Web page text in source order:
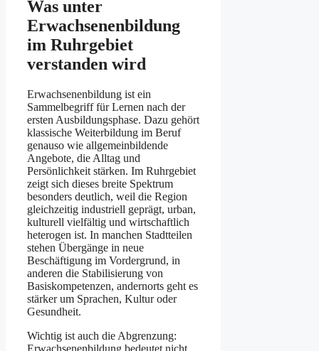
Was unter
Erwachsenenbildung
im Ruhrgebiet
verstanden wird
Erwachsenenbildung ist ein
Sammelbegriff für Lernen nach der
ersten Ausbildungsphase. Dazu gehört
klassische Weiterbildung im Beruf
genauso wie allgemeinbildende
Angebote, die Alltag und
Persönlichkeit stärken. Im Ruhrgebiet
zeigt sich dieses breite Spektrum
besonders deutlich, weil die Region
gleichzeitig industriell geprägt, urban,
kulturell vielfältig und wirtschaftlich
heterogen ist. In manchen Stadtteilen
stehen Übergänge in neue
Beschäftigung im Vordergrund, in
anderen die Stabilisierung von
Basiskompetenzen, andernorts geht es
stärker um Sprachen, Kultur oder
Gesundheit.
Wichtig ist auch die Abgrenzung:
Erwachsenenbildung bedeutet nicht